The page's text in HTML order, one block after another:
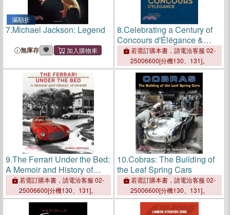
滿額折
7.Michael Jackson: Legend
無庫存
8.Celebrating a Century of
Concours d'Élégance &
d'Etat若需訂購本書，請電洽客服 02-
25006600[分機130、131]。
9.The Ferrari Under the Bed:
A Memoir and History of
0046m
若需訂購本書，請電洽客服 02-
25006600[分機130、131]。
10.Cobras: The Building of
the Leaf Spring Cars
若需訂購本書，請電洽客服 02-
25006600[分機130、131]。